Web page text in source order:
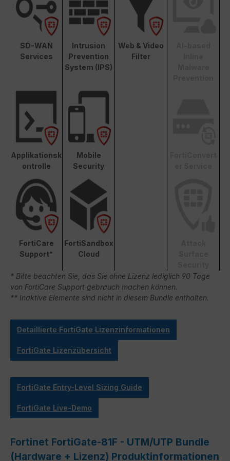
SD-WAN
Services
Intrusion
Prevention
System (IPS)
Web & Video
Filter
Applikationsk
ontrolle
Mobile
Security
FortiCare
Support*
FortiSandbox
Cloud
* Bitte beachten Sie, das Sie ohne Lizenz lediglich 90 Tage
von FortiCare Support gebrauch machen können.
** Inaktive Elemente sind nicht in diesem Bundle enthalten.
Detaillierte FortiGate Lizenzinformationen
FortiGate Lizenzübersicht
FortiGate Entry-Level Sizing Guide
FortiGate Live-Demo
Fortinet FortiGate-81F - UTM/UTP Bundle
(Hardware + Lizenz) Produktinformationen